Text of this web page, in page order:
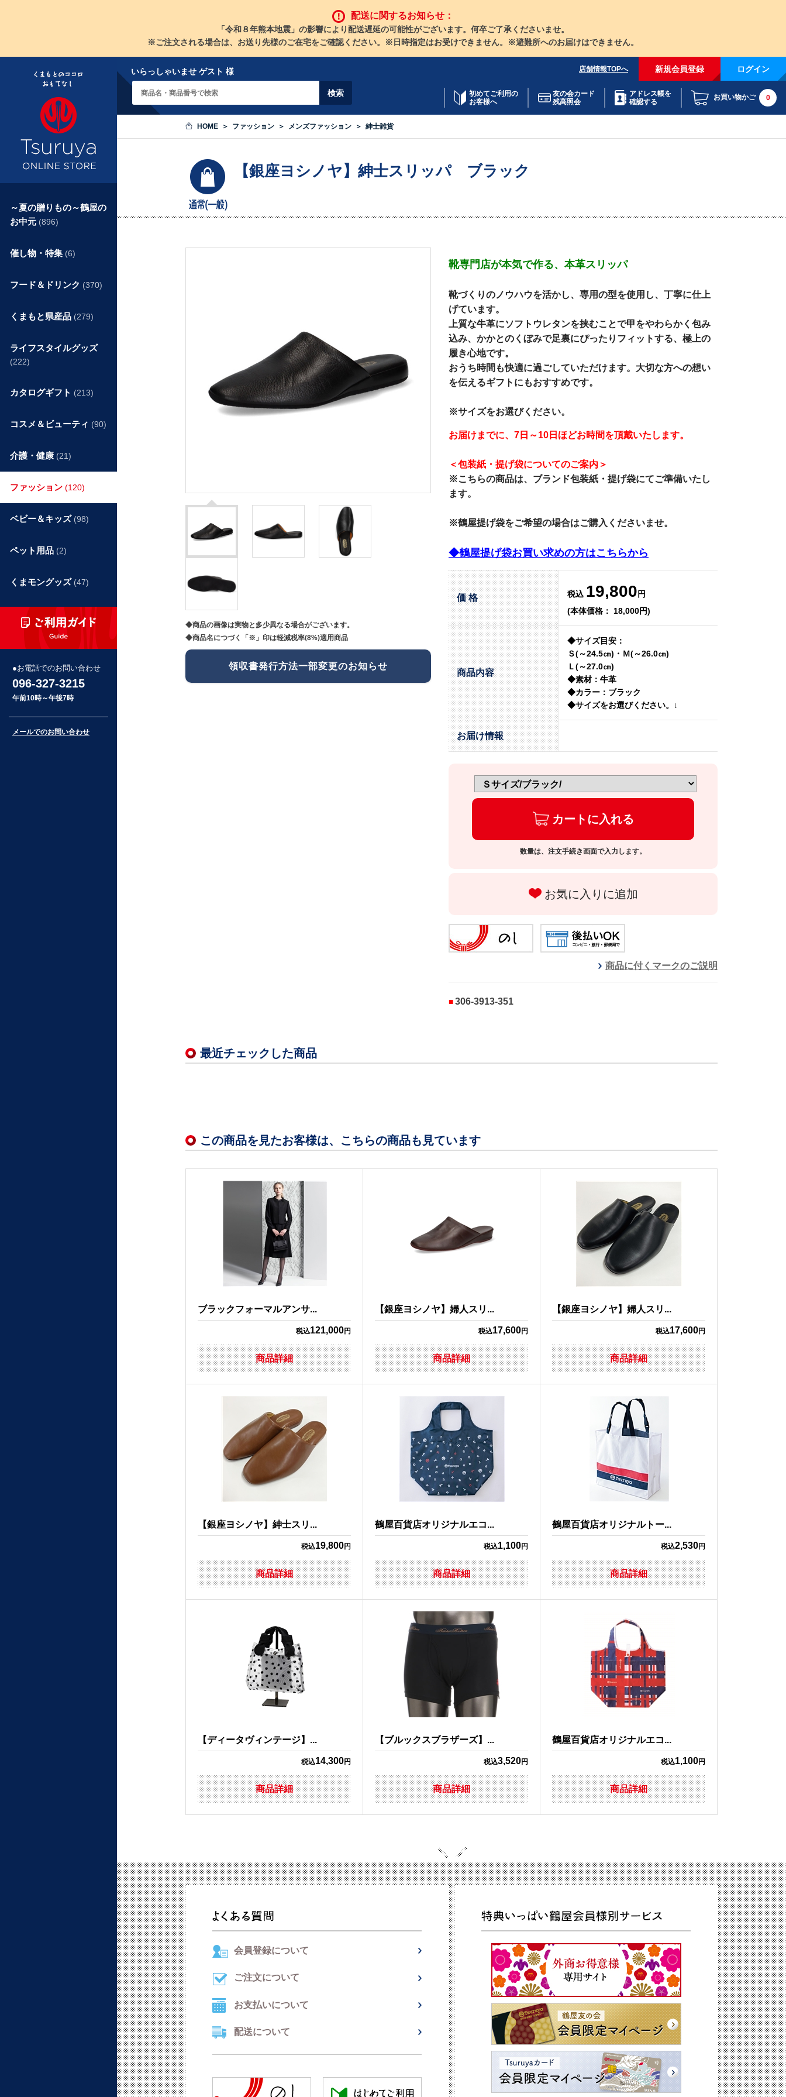
配送に関するお知らせ：
「令和８年熊本地震」の影響により配送遅延の可能性がございます。何卒ご了承くださいませ。
※ご注文される場合は、お送り先様のご在宅をご確認ください。※日時指定はお受けできません。※避難所へのお届けはできません。
いらっしゃいませ ゲスト 様 店舗情報TOPへ 新規会員登録 ログイン
初めてご利用の
お客様へ
友の会カード
残高照会
アドレス帳を
確認する
お買い物かご 0
HOME ファッション メンズファッション 紳士雑貨
【銀座ヨシノヤ】紳士スリッパ ブラック
◆商品の画像は実物と多少異なる場合がございます。
◆商品名につづく「※」印は軽減税率(8%)適用商品
領収書発行方法一部変更のお知らせ
靴専門店が本気で作る、本革スリッパ
靴づくりのノウハウを活かし、専用の型を使用し、丁寧に仕上
げています。
上質な牛革にソフトウレタンを挟むことで甲をやわらかく包み
込み、かかとのくぼみで足裏にぴったりフィットする、極上の
履き心地です。
おうち時間も快適に過ごしていただけます。大切な方への想い
を伝えるギフトにもおすすめです。
※サイズをお選びください。
お届けまでに、7日～10日ほどお時間を頂戴いたします。
＜包装紙・提げ袋についてのご案内＞
※こちらの商品は、 ブランド包装紙・提げ袋にてご準備いたし
ます。
※鶴屋提げ袋をご希望の場合はご購入くださいませ。
◆鶴屋提げ袋お買い求めの方はこちらから
価 格 税込 19,800 円
(本体価格： 18,000円)
商品内容
◆サイズ目安：
Ｓ(～24.5㎝)・Ｍ(～26.0㎝)
Ｌ(～27.0㎝)
◆素材：牛革
◆カラー：ブラック
◆サイズをお選びください。↓
お届け情報
カートに入れる
数量は、注文手続き画面で入力します。
お気に入りに追加
商品に付くマークのご説明
306-3913-351
最近チェックした商品
この商品を見たお客様は、こちらの商品も見ています
ブラックフォーマルアンサ...
税込121,000円
商品詳細
【銀座ヨシノヤ】婦人スリ...
税込17,600円
商品詳細
【銀座ヨシノヤ】婦人スリ...
税込17,600円
商品詳細
【銀座ヨシノヤ】紳士スリ...
税込19,800円
商品詳細
鶴屋百貨店オリジナルエコ...
税込1,100円
商品詳細
鶴屋百貨店オリジナルトー...
税込2,530円
商品詳細
【ディータヴィンテージ】...
税込14,300円
商品詳細
【ブルックスブラザーズ】...
税込3,520円
商品詳細
鶴屋百貨店オリジナルエコ...
税込1,100円
商品詳細
～夏の贈りもの～鶴屋の
お中元 (896)
催し物・特集 (6)
フード＆ドリンク (370)
くまもと県産品 (279)
ライフスタイルグッズ
(222)
カタログギフト (213)
コスメ＆ビューティ (90)
介護・健康 (21)
ファッション (120)
ベビー＆キッズ (98)
ペット用品 (2)
くまモングッズ (47)
お電話でのお問い合わせ
096-327-3215
午前10時～午後7時
メールでのお問い合わせ
会員登録について
ご注文について
お支払いについて
配送について